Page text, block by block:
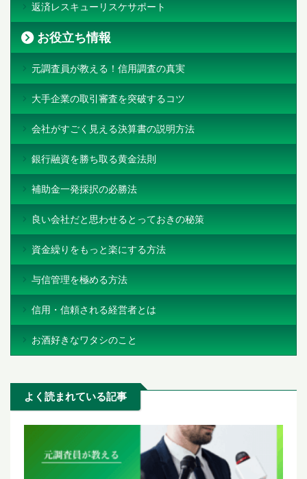
返済レスキューリスケサポート
お役立ち情報
元調査員が教える！信用調査の真実
大手企業の取引審査を突破するコツ
会社がすごく見える決算書の説明方法
銀行融資を勝ち取る黄金法則
補助金一発採択の必勝法
良い会社だと思わせるとっておきの秘策
資金繰りをもっと楽にする方法
与信管理を極める方法
信用・信頼される経営者とは
お酒好きなワタシのこと
よく読まれている記事